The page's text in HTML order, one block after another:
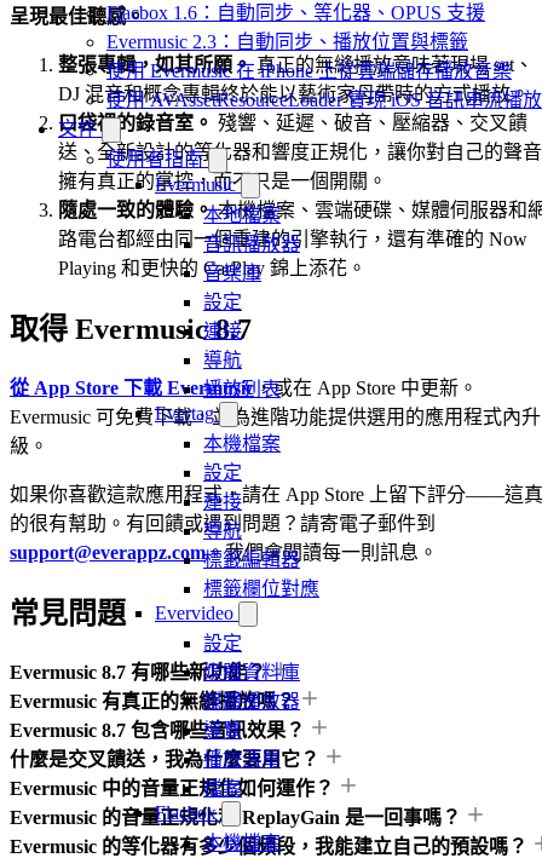
Flacbox 1.6：自動同步、等化器、OPUS 支援
Evermusic 2.3：自動同步、播放位置與標籤
使用 Evermusic 在 iPhone 上從雲端儲存播放音樂
使用 AVAssetResourceLoader 實現 iOS 音訊串流播放
文件
使用者指南
Evermusic
本地檔案
音訊播放器
音樂庫
設定
連接
導航
播放列表
Evertag
本機檔案
設定
連接
導航
標籤編輯器
標籤欄位對應
Evervideo
設定
媒體資料庫
媒體播放器
導覽
播放清單
檔案
Flacbox
本機檔案
呈現最佳聽感。
整張專輯，如其所願。真正的無縫播放意味著現場 set、
DJ 混音和概念專輯終於能以藝術家母帶時的方式播放。
口袋裡的錄音室。 殘響、延遲、破音、壓縮器、交叉饋
送、全新設計的等化器和響度正規化，讓你對自己的聲音
擁有真正的掌控，而不只是一個開關。
隨處一致的體驗。本機檔案、雲端硬碟、媒體伺服器和
路電台都經由同一個重建的引擎執行，還有準確的 Now
Playing 和更快的 CarPlay 錦上添花。
取得 Evermusic 8.7
從 App Store 下載 Evermusic，或在 App Store 中更新。
Evermusic 可免費下載，並為進階功能提供選用的應用程式內升
級。
如果你喜歡這款應用程式，請在 App Store 上留下評分——這真
的很有幫助。有回饋或遇到問題？請寄電子郵件到
support@everappz.com。我們會閱讀每一則訊息。
常見問題
Evermusic 8.7 有哪些新功能？
Evermusic 有真正的無縫播放嗎？
Evermusic 8.7 包含哪些音訊效果？
什麼是交叉饋送，我為什麼要用它？
Evermusic 中的音量正規化如何運作？
Evermusic 的音量正規化和 ReplayGain 是一回事嗎？
Evermusic 的等化器有多少個頻段，我能建立自己的預設嗎？